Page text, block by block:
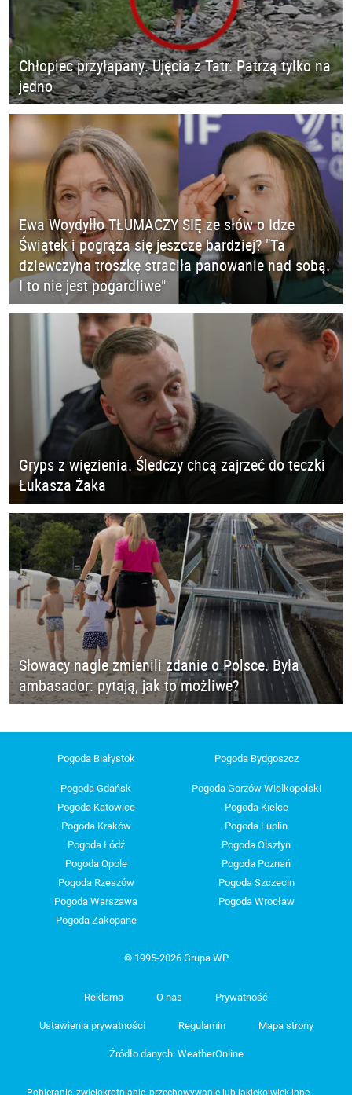
Chłopiec przyłapany. Ujęcia z Tatr. Patrzą tylko na
jedno
Ewa Woydyłło TŁUMACZY SIĘ ze słów o Idze
Świątek i pogrąża się jeszcze bardziej? "Ta
dziewczyna troszkę straciła panowanie nad sobą.
I to nie jest pogardliwe"
Gryps z więzienia. Śledczy chcą zajrzeć do teczki
Łukasza Żaka
Słowacy nagle zmienili zdanie o Polsce. Była
ambasador: pytają, jak to możliwe?
Pogoda Białystok Pogoda Bydgoszcz
Pogoda Gdańsk
Pogoda Gorzów Wielkopolski
Pogoda Katowice
Pogoda Kielce
Pogoda Kraków
Pogoda Lublin
Pogoda Łódź
Pogoda Olsztyn
Pogoda Opole
Pogoda Poznań
Pogoda Rzeszów
Pogoda Szczecin
Pogoda Warszawa
Pogoda Wrocław
Pogoda Zakopane
© 1995-2026 Grupa WP
Reklama O nas Prywatność
Ustawienia prywatności Regulamin Mapa strony
Źródło danych: WeatherOnline
Pobieranie, zwielokrotnianie, przechowywanie lub jakiekolwiek inne